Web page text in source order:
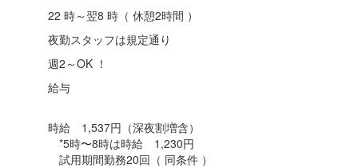
22 時～翌8 時（ 休憩2時間 ）
夜勤スタッフは規定通り
週2～OK ！
給与
時給 1,537円（深夜割増含）
*5時〜8時は時給 1,230円
試用期間勤務20回（ 同条件 ）